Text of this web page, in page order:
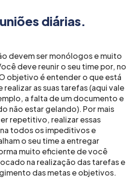
diárias.
devem ser monólogos e muito
deve reunir o seu time por, no
objetivo é entender o que está
as suas tarefas (aqui vale
a falta de um documento e
não estar gelando). Por mais
repetitivo, realizar essas
todos os impeditivos e
o seu time a entregar
muito eficiente de você
na realização das tarefas e
das metas e objetivos.